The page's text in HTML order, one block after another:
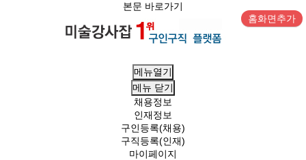
본문 바로가기
홈화면추가
메뉴열기
메뉴 닫기
채용정보
인재정보
구인등록(채용)
구직등록(인재)
마이페이지